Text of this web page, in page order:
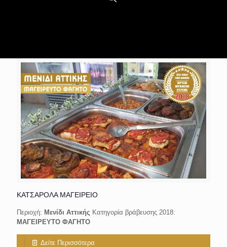
ΚΑΤΣΑΡΟΛΑ ΜΑΓΕΙΡΕΙΟ
Περιοχή: Μενίδι Αττικής Κατηγορία βράβευσης 2018:
ΜΑΓΕΙΡΕΥΤΟ ΦΑΓΗΤΟ
Δείτε Περισσότερα